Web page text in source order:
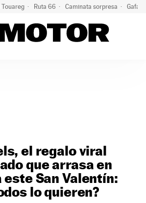
Touareg Ruta 66 Caminata sorpresa Gafas
el regalo viral
que arrasa en
este San Valentín:
lo quieren?